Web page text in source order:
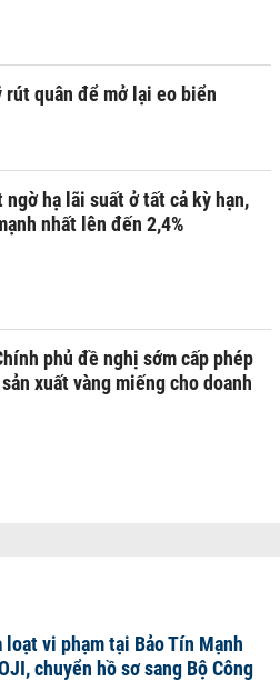
rút quân để mở lại eo biển
ngờ hạ lãi suất ở tất cả kỳ hạn,
nhất lên đến 2,4%
phủ đề nghị sớm cấp phép
xuất vàng miếng cho doanh
vi phạm tại Bảo Tín Mạnh
chuyển hồ sơ sang Bộ Công